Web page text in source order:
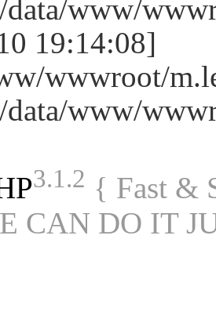
data/www/
19:14:08]
wwwroot/
data/www/
3.1.2 { Fast &
CAN DO IT